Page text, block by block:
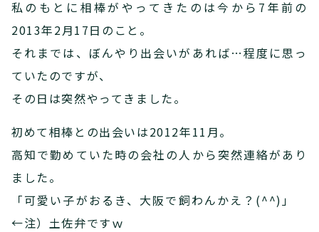
私のもとに相棒がやってきたのは今から7年前の
2013年2月17日のこと。
それまでは、ぼんやり出会いがあれば…程度に思っ
ていたのですが、
その日は突然やってきました。
初めて相棒との出会いは2012年11月。
高知で勤めていた時の会社の人から突然連絡があり
ました。
「可愛い子がおるき、大阪で飼わんかえ？(^^)」
←注）土佐弁ですｗ